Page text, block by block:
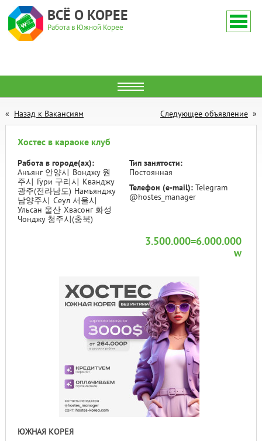
ВСЁ О КОРЕЕ
Работа в Южной Корее
Назад к Вакансиям Следующее объявление
Хостес в караоке клуб
Работа в городе(ах):
Анъянг 안양시 Вонджу 원
주시 Гури 구리시 Кванджу
광주(전라남도) Намъянджу
남양주시 Сеул 서울시
Ульсан 울산 Хвасонг 화성
Чонджу 청주시(충북)
Тип занятости:
Постоянная
Телефон (e-mail):Telegram
@hostes_manager
3.500.000=6.000.000
w
ЮЖНАЯ КОРЕЯ